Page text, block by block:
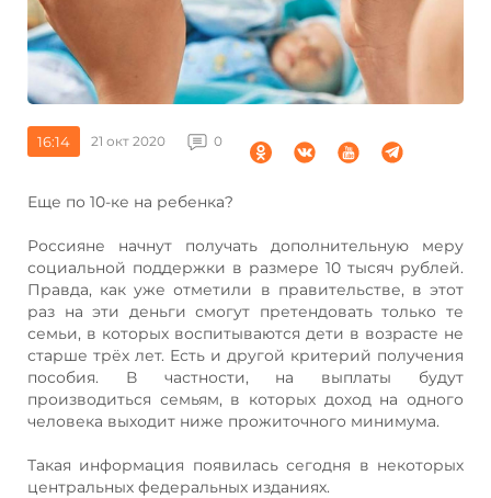
16:14 21 окт 2020 0
Еще по 10-ке на ребенка?
Россияне начнут получать дополнительную меру
социальной поддержки в размере 10 тысяч рублей.
Правда, как уже отметили в правительстве, в этот
раз на эти деньги смогут претендовать только те
семьи, в которых воспитываются дети в возрасте не
старше трёх лет. Есть и другой критерий получения
пособия. В частности, на выплаты будут
производиться семьям, в которых доход на одного
человека выходит ниже прожиточного минимума.
Такая информация появилась сегодня в некоторых
центральных федеральных изданиях.